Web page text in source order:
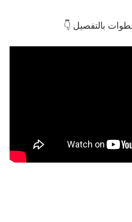
بالتفصيل 👇